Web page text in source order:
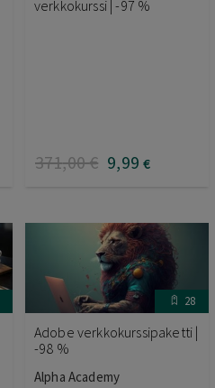
verkkokurssi | -97 %
371,00€ 9,99 €
28
Adobe verkkokurssipaketti |
-98 %
Alpha Academy